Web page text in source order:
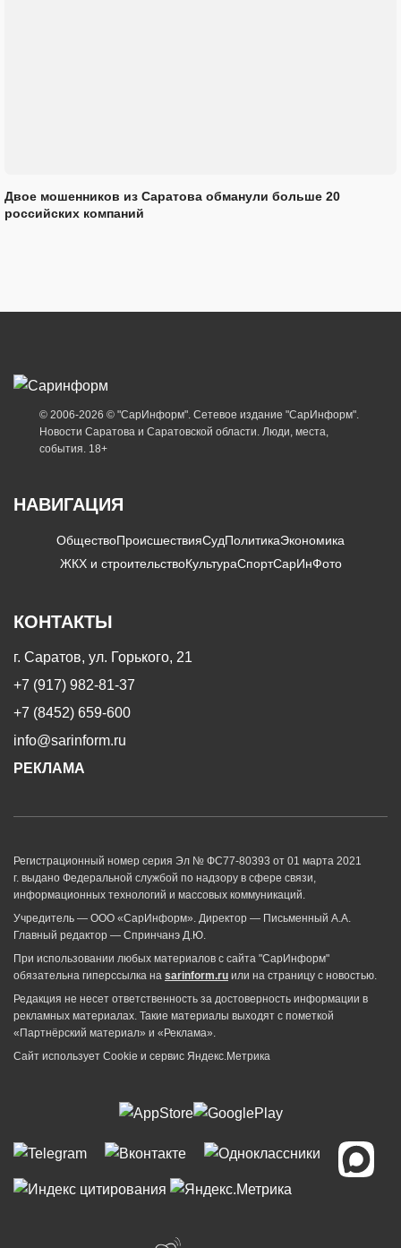
Двое мошенников из Саратова обманули больше 20
российских компаний
© 2006-2026 © "СарИнформ". Сетевое издание "СарИнформ".
Новости Саратова и Саратовской области. Люди, места,
события. 18+
НАВИГАЦИЯ
ОбществоПроисшествияСудПолитикаЭкономика
ЖКХ и строительствоКультураСпортСарИнФото
КОНТАКТЫ
г. Саратов, ул. Горького, 21
+7 (917) 982-81-37
+7 (8452) 659-600
info@sarinform.ru
РЕКЛАМА
Регистрационный номер серия Эл № ФС77-80393 от 01 марта 2021
г. выдано Федеральной службой по надзору в сфере связи,
информационных технологий и массовых коммуникаций.
Учредитель — ООО «СарИнформ». Директор — Письменный А.А.
Главный редактор — Спринчанэ Д.Ю.
При использовании любых материалов с сайта "СарИнформ"
обязательна гиперссылка на sarinform.ru или на страницу с новостью.
Редакция не несет ответственность за достоверность информации в
рекламных материалах. Такие материалы выходят с пометкой
«Партнёрский материал» и «Реклама».
Сайт использует Cookie и сервиc Яндекс.Метрика